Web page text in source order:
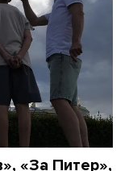
«За Питер»,